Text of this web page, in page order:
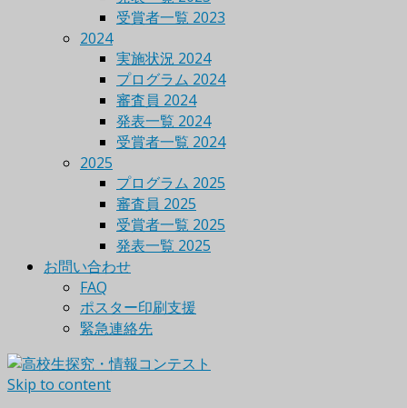
受賞者一覧 2023
2024
実施状況 2024
プログラム 2024
審査員 2024
発表一覧 2024
受賞者一覧 2024
2025
プログラム 2025
審査員 2025
受賞者一覧 2025
発表一覧 2025
お問い合わせ
FAQ
ポスター印刷支援
緊急連絡先
Skip to content